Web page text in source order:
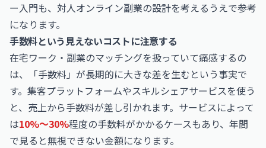
ー入門も、対人オンライン副業の設計を考えるうえで参考
になります。
手数料という見えないコストに注意する
在宅ワーク・副業のマッチングを扱っていて痛感するの
は、「手数料」が長期的に大きな差を生むという事実で
す。集客プラットフォームやスキルシェアサービスを使う
と、売上から手数料が差し引かれます。サービスによって
は10%〜30%程度の手数料がかかるケースもあり、年間
で見ると無視できない金額になります。